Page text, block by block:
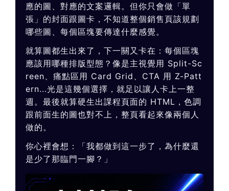
應的圖、對應的文案邏輯。但你只會做「單
張」的封面跟圖卡，不知道整個銷售頁該規劃
哪些圖、每個區塊要傳達什麼感覺。
就算圖都生出來了，下一關又卡在：每個區塊
應該用哪種排版型態？像是主視覺用 Split-Sc
reen、痛點區用 Card Grid、CTA 用 Z-Patt
ern...光是這幾個選擇，就足以讓人卡上一整
週。最後就算硬生出課程頁面的 HTML，色調
跟前面生的圖也對不上，整頁看起來像兩個人
做的。
你心裡會想：「我都做到這一步了，為什麼還
是少了那臨門一腳？」